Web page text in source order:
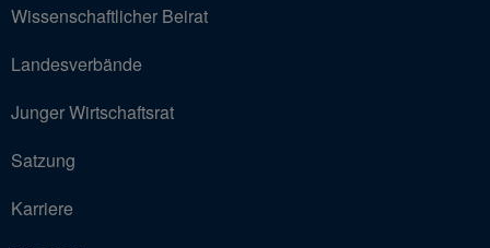
Wissenschaftlicher Beirat
Landesverbände
Junger Wirtschaftsrat
Satzung
Karriere